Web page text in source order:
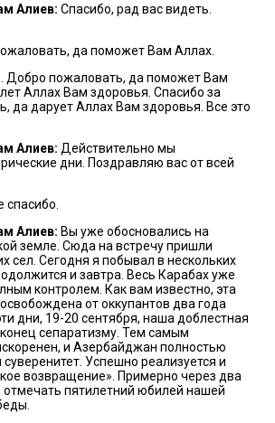
Алиев: Спасибо, рад вас видеть.
да поможет Вам Аллах.
Добро пожаловать, да поможет Вам
Аллах Вам здоровья. Спасибо за
да дарует Аллах Вам здоровья. Все это
Алиев: Действительно мы
дни. Поздравляю вас от всей
спасибо.
Алиев: Вы уже обосновались на
земле. Сюда на встречу пришли
сел. Сегодня я побывал в нескольких
и завтра. Весь Карабах уже
контролем. Как вам известно, эта
от оккупантов два года
дни, 19-20 сентября, наша доблестная
сепаратизму. Тем самым
и Азербайджан полностью
Успешно реализуется и
возвращение». Примерно через два
пятилетний юбилей нашей